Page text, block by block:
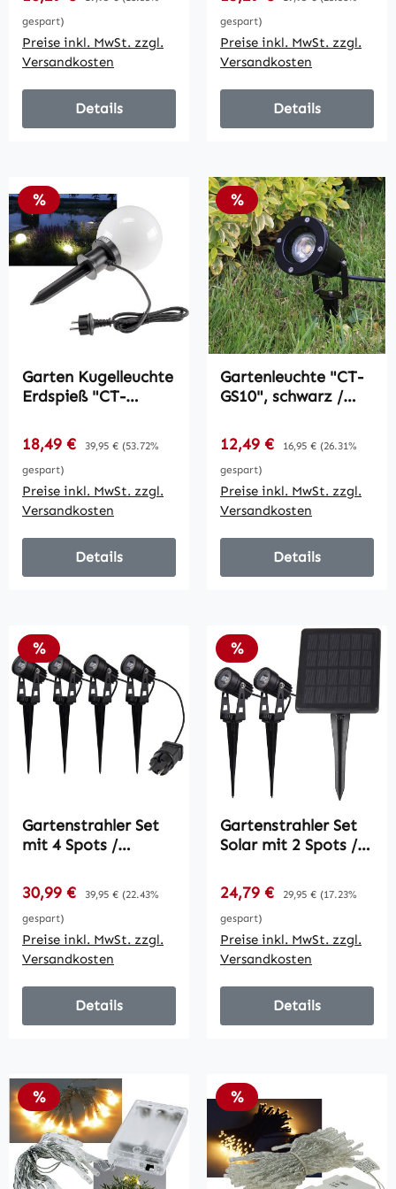
gespart)
Preise inkl. MwSt. zzgl.
Versandkosten
Details
gespart)
Preise inkl. MwSt. zzgl.
Versandkosten
Details
Rabatt
%
Garten Kugelleuchte
Erdspieß "CT-
230V, 1,5m Kabel,
E27 Fassung
Verkaufspreis:
18,49 € Regulärer Preis:
39,95 € (53.72%
gespart)
Preise inkl. MwSt. zzgl.
Versandkosten
Details
Rabatt
%
Gartenleuchte "CT-
GS10", schwarz /
Kabel+Erdspieß,
GU10 Fassung
Verkaufspreis:
12,49 € Regulärer Preis:
16,95 € (26.31%
gespart)
Preise inkl. MwSt. zzgl.
Versandkosten
Details
Rabatt
%
Gartenstrahler Set
mit 4 Spots /
3000k, IP44
Verkaufspreis:
30,99 € Regulärer Preis:
39,95 € (22.43%
gespart)
Preise inkl. MwSt. zzgl.
Versandkosten
Details
Rabatt
%
Gartenstrahler Set
Solar mit 2 Spots /
3000k, IP65
Verkaufspreis:
24,79 € Regulärer Preis:
29,95 € (17.23%
gespart)
Preise inkl. MwSt. zzgl.
Versandkosten
Details
Rabatt
% Rabatt
%